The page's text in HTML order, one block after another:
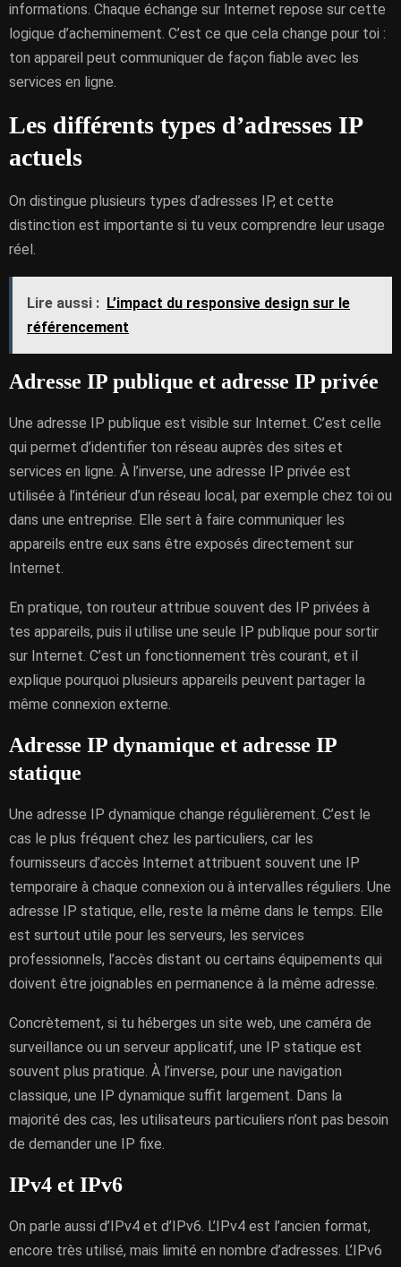
informations. Chaque échange sur Internet repose sur cette
logique d’acheminement. C’est ce que cela change pour toi :
ton appareil peut communiquer de façon fiable avec les
services en ligne.
Les différents types d’adresses IP
actuels
On distingue plusieurs types d’adresses IP, et cette
distinction est importante si tu veux comprendre leur usage
réel.
Lire aussi : L’impact du responsive design sur le
référencement
Adresse IP publique et adresse IP privée
Une adresse IP publique est visible sur Internet. C’est celle
qui permet d’identifier ton réseau auprès des sites et
services en ligne. À l’inverse, une adresse IP privée est
utilisée à l’intérieur d’un réseau local, par exemple chez toi ou
dans une entreprise. Elle sert à faire communiquer les
appareils entre eux sans être exposés directement sur
Internet.
En pratique, ton routeur attribue souvent des IP privées à
tes appareils, puis il utilise une seule IP publique pour sortir
sur Internet. C’est un fonctionnement très courant, et il
explique pourquoi plusieurs appareils peuvent partager la
même connexion externe.
Adresse IP dynamique et adresse IP
statique
Une adresse IP dynamique change régulièrement. C’est le
cas le plus fréquent chez les particuliers, car les
fournisseurs d’accès Internet attribuent souvent une IP
temporaire à chaque connexion ou à intervalles réguliers. Une
adresse IP statique, elle, reste la même dans le temps. Elle
est surtout utile pour les serveurs, les services
professionnels, l’accès distant ou certains équipements qui
doivent être joignables en permanence à la même adresse.
Concrètement, si tu héberges un site web, une caméra de
surveillance ou un serveur applicatif, une IP statique est
souvent plus pratique. À l’inverse, pour une navigation
classique, une IP dynamique suffit largement. Dans la
majorité des cas, les utilisateurs particuliers n’ont pas besoin
de demander une IP fixe.
IPv4 et IPv6
On parle aussi d’IPv4 et d’IPv6. L’IPv4 est l’ancien format,
encore très utilisé, mais limité en nombre d’adresses. L’IPv6